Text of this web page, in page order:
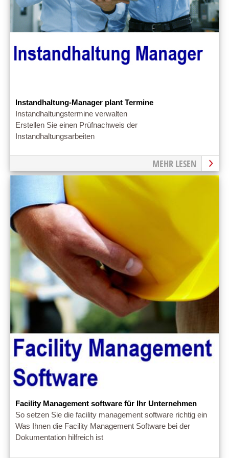
Instandhaltung-Manager plant Termine
Instandhaltungstermine verwalten
Erstellen Sie einen Prüfnachweis der
Instandhaltungsarbeiten
MEHR LESEN
Facility Management software für Ihr Unternehmen
So setzen Sie die facility management software richtig ein
Was Ihnen die Facility Management Software bei der
Dokumentation hilfreich ist